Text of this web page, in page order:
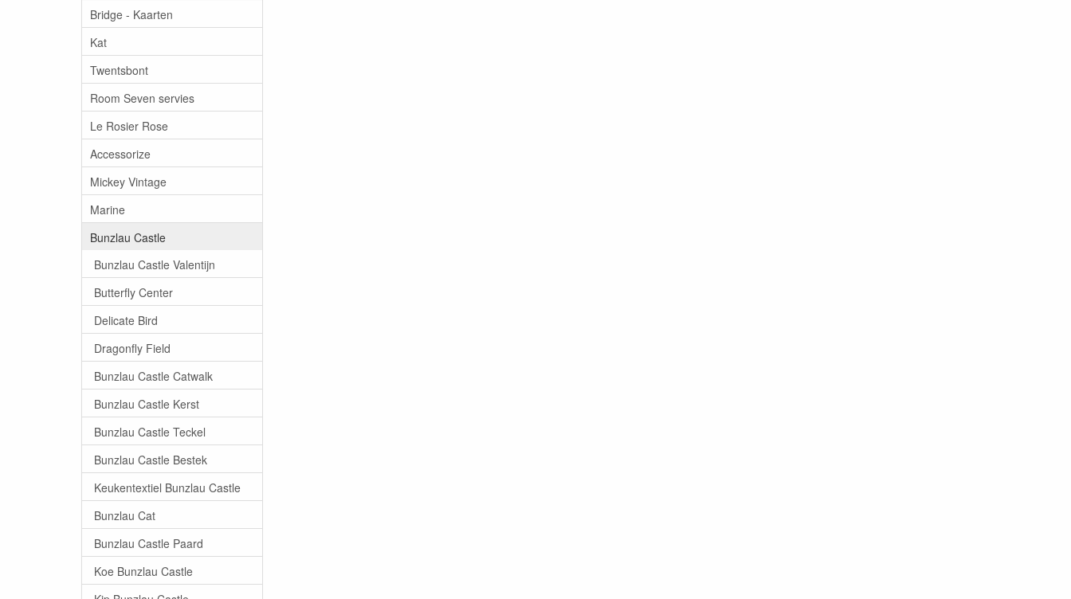
Bridge - Kaarten
Kat
Twentsbont
Room Seven servies
Le Rosier Rose
Accessorize
Mickey Vintage
Marine
Bunzlau Castle
Bunzlau Castle Valentijn
Butterfly Center
Delicate Bird
Dragonfly Field
Bunzlau Castle Catwalk
Bunzlau Castle Kerst
Bunzlau Castle Teckel
Bunzlau Castle Bestek
Keukentextiel Bunzlau Castle
Bunzlau Cat
Bunzlau Castle Paard
Koe Bunzlau Castle